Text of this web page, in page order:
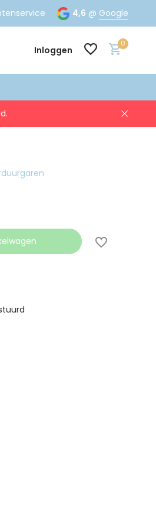
4,6 @ Google
Inloggen
0